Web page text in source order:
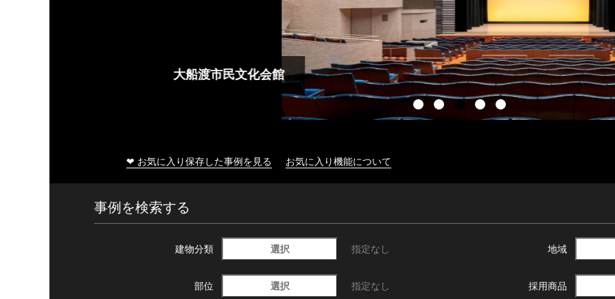
大船渡市民文化会館
❤ お気に入り保存した事例を見る お気に入り機能について
事例を検索する
建物分類 選択 指定なし 地域
部位 選択 指定なし 採用商品